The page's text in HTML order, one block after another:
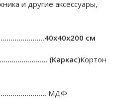
и другие аксессуары,
см
(Каркас)Кортон
МДФ